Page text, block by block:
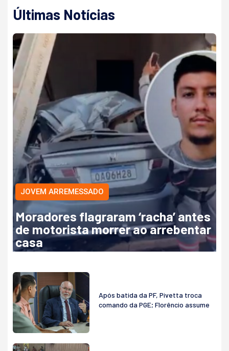
Últimas Notícias
JOVEM ARREMESSADO
Moradores flagraram ‘racha’ antes
de motorista morrer ao arrebentar
casa
Após batida da PF, Pivetta troca
comando da PGE; Florêncio assume